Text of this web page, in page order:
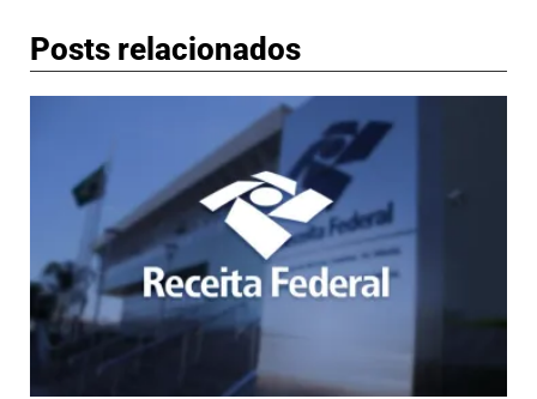
Posts relacionados